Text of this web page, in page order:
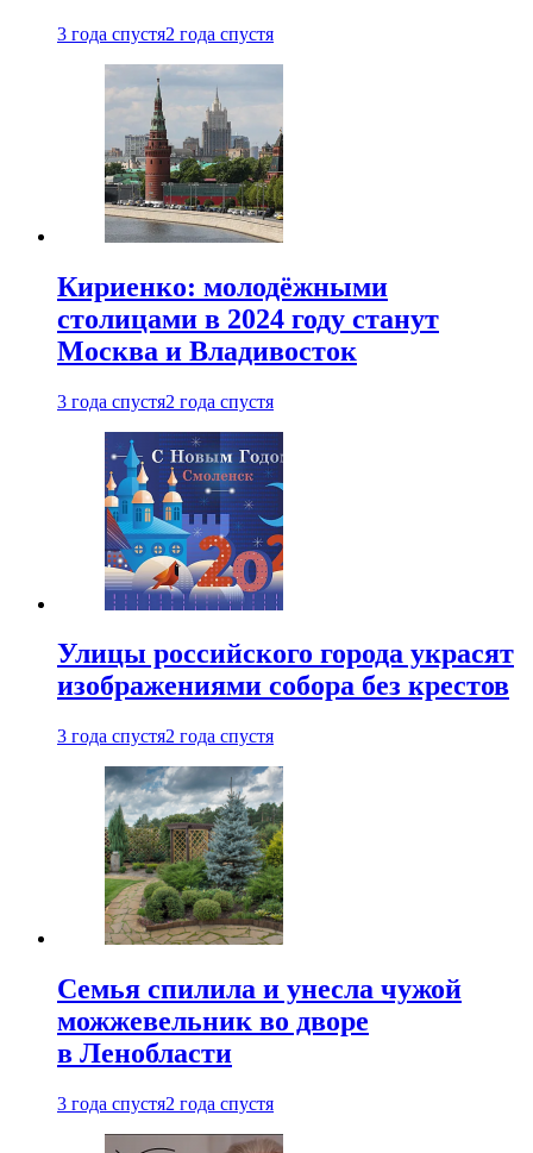
3 года спустя2 года спустя
Кириенко: молодёжными
столицами в 2024 году станут
Москва и Владивосток
3 года спустя2 года спустя
Улицы российского города украсят
изображениями собора без крестов
3 года спустя2 года спустя
Семья спилила и унесла чужой
можжевельник во дворе
в Ленобласти
3 года спустя2 года спустя